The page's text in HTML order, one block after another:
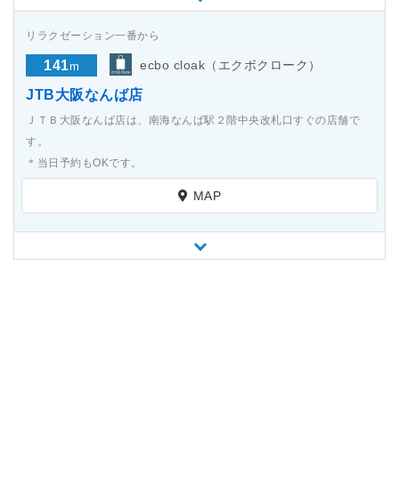
リラクゼーション一番から
141m ecbo cloak（エクボクローク）
JTB大阪なんば店
ＪＴＢ大阪なんば店は、南海なんば駅２階中央改札口すぐの店舗で
す。
＊当日予約もOKです。
MAP